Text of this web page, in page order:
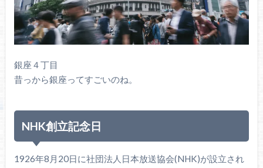
銀座４丁目
昔っから銀座ってすごいのね。
NHK創立記念日
1926年8月20日に社団法人日本放送協会(NHK)が設立され